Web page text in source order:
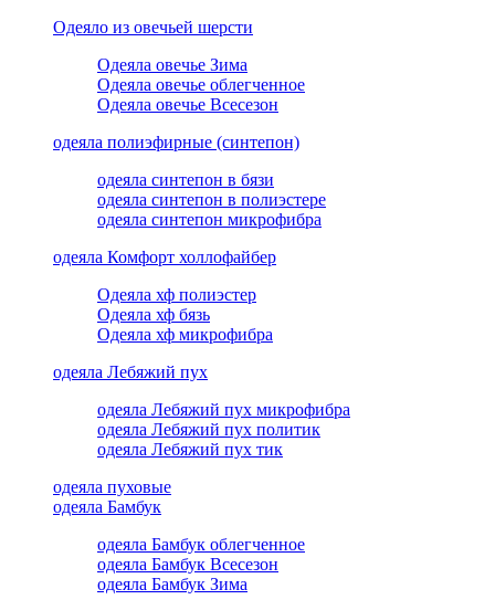
Одеяло из овечьей шерсти
Одеяла овечье Зима
Одеяла овечье облегченное
Одеяла овечье Всесезон
одеяла полиэфирные (синтепон)
одеяла синтепон в бязи
одеяла синтепон в полиэстере
одеяла синтепон микрофибра
одеяла Комфорт холлофайбер
Одеяла хф полиэстер
Одеяла хф бязь
Одеяла хф микрофибра
одеяла Лебяжий пух
одеяла Лебяжий пух микрофибра
одеяла Лебяжий пух политик
одеяла Лебяжий пух тик
одеяла пуховые
одеяла Бамбук
одеяла Бамбук облегченное
одеяла Бамбук Всесезон
одеяла Бамбук Зима